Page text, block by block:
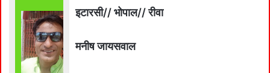
इटारसी// भोपाल// रीवा
मनीष जायसवाल